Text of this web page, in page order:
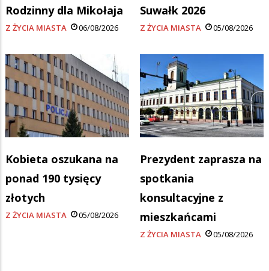
Rodzinny dla Mikołaja
Z ŻYCIA MIASTA 06/08/2026
Suwałk 2026
Z ŻYCIA MIASTA 05/08/2026
Kobieta oszukana na
ponad 190 tysięcy
złotych
Z ŻYCIA MIASTA 05/08/2026
Prezydent zaprasza na
spotkania
konsultacyjne z
mieszkańcami
Z ŻYCIA MIASTA 05/08/2026